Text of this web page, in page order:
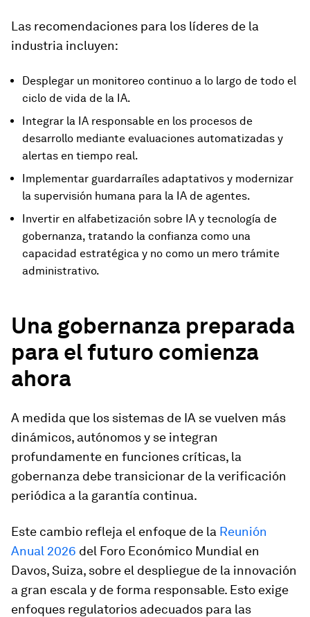
Las recomendaciones para los líderes de la
industria incluyen:
Desplegar un monitoreo continuo a lo largo de todo el
ciclo de vida de la IA.
Integrar la IA responsable en los procesos de
desarrollo mediante evaluaciones automatizadas y
alertas en tiempo real.
Implementar guardarraíles adaptativos y modernizar
la supervisión humana para la IA de agentes.
Invertir en alfabetización sobre IA y tecnología de
gobernanza, tratando la confianza como una
capacidad estratégica y no como un mero trámite
administrativo.
Una gobernanza preparada
para el futuro comienza
ahora
A medida que los sistemas de IA se vuelven más
dinámicos, autónomos y se integran
profundamente en funciones críticas, la
gobernanza debe transicionar de la verificación
periódica a la garantía continua.
Este cambio refleja el enfoque de la Reunión
Anual 2026 del Foro Económico Mundial en
Davos, Suiza, sobre el despliegue de la innovación
a gran escala y de forma responsable. Esto exige
enfoques regulatorios adecuados para las